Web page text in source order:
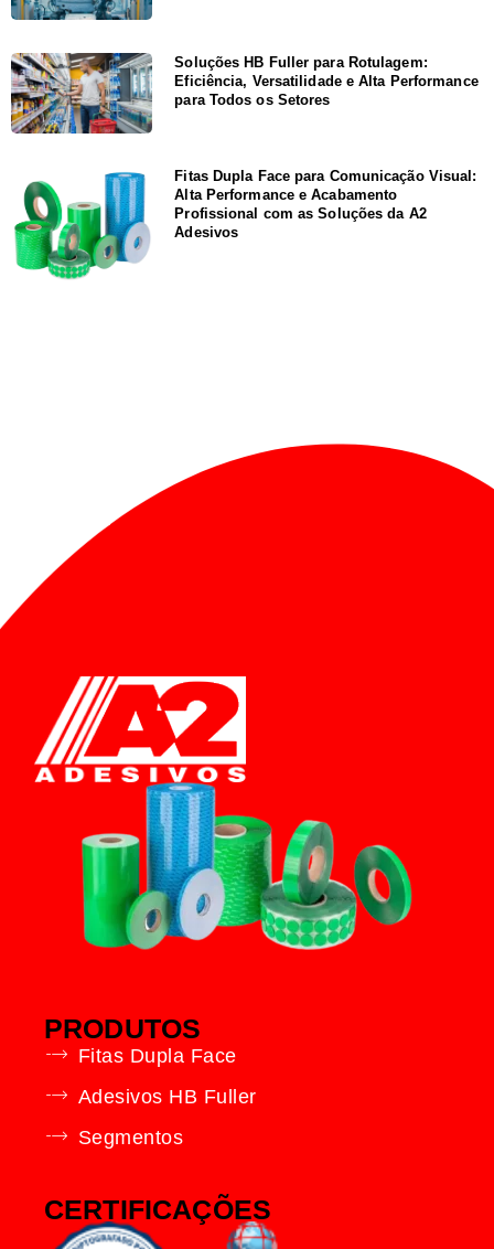
Soluções HB Fuller para Rotulagem:
Eficiência, Versatilidade e Alta Performance
para Todos os Setores
Fitas Dupla Face para Comunicação Visual:
Alta Performance e Acabamento
Profissional com as Soluções da A2
Adesivos
PRODUTOS
Fitas Dupla Face
Adesivos HB Fuller
Segmentos
CERTIFICAÇÕES